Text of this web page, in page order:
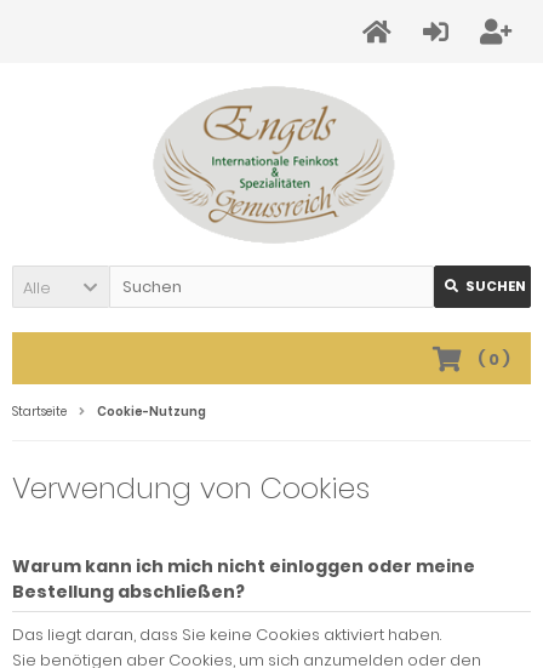
Alle SUCHEN
( 0)
Startseite Cookie-Nutzung
Verwendung von Cookies
Warum kann ich mich nicht einloggen oder meine
Bestellung abschließen?
Das liegt daran, dass Sie keine Cookies aktiviert haben.
Sie benötigen aber Cookies, um sich anzumelden oder den